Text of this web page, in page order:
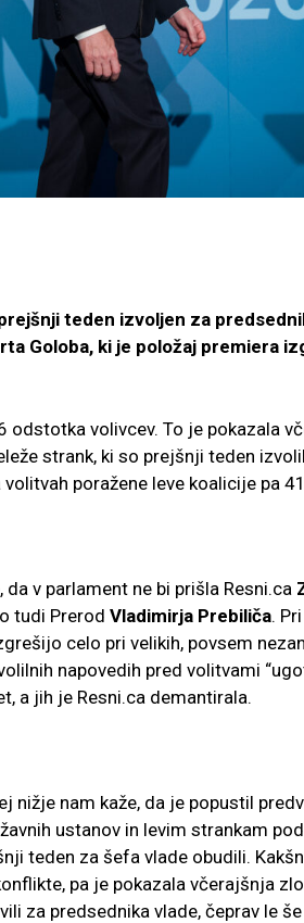
teden izvoljen za
Goloba, ki je položaj premiera
odstotka volivcev. To je pokazala
strank, ki so prejšnji teden
poražene leve koalicije pa
da v parlament ne bi prišla Resni.ca
tudi Prerod Vladimirja Prebiliča.
celo pri velikih, povsem
napovedih pred volitvami
a jih je Resni.ca demantirala.
nižje nam kaže, da je popustil
ustanov in levim strankam
teden za šefa vlade obudili.
pa je pokazala včerajšnja
za predsednika vlade, čeprav le